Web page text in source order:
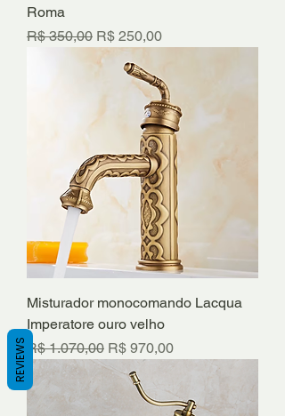
Roma
Preço normal
R$ 350,00 Preço promocional
R$ 250,00
Misturador monocomando Lacqua
Imperatore ouro velho
Preço normal
R$ 1.070,00 Preço promocional
R$ 970,00
REVIEWS